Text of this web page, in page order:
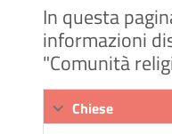
In questa
informazioni
"Comunità
Chiese